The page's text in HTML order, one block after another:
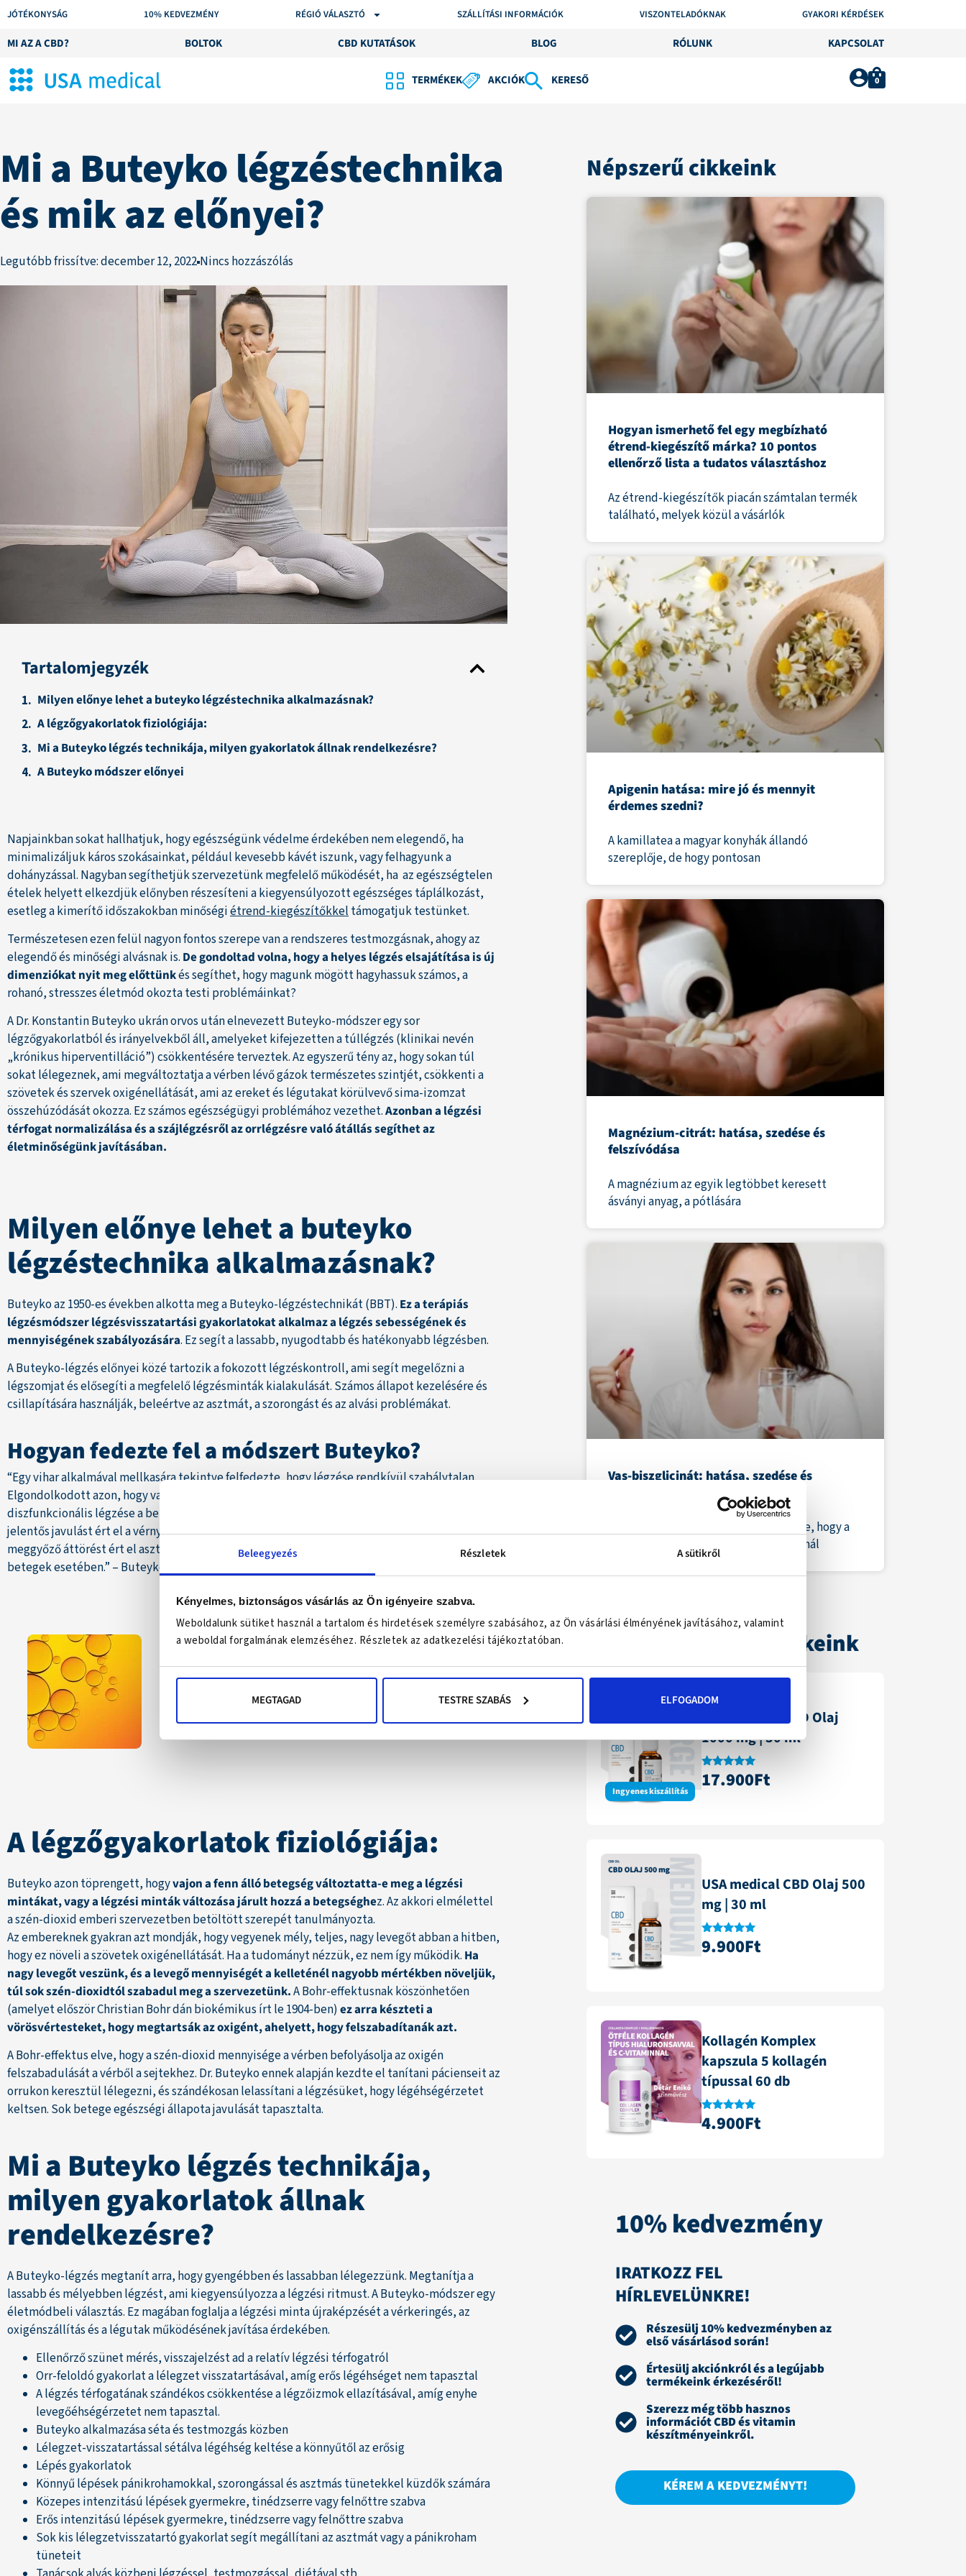
Beleegyezés Részletek A sütikről
Kényelmes, biztonságos vásárlás az Ön igényeire szabva.
Weboldalunk sütiket használ a tartalom és hirdetések személyre szabásához, az Ön vásárlási élményének javításához, valamint
a weboldal forgalmának elemzéséhez. Részletek az adatkezelési tájékoztatóban.
MEGTAGAD TESTRE SZABÁS ELFOGADOM
JÓTÉKONYSÁG 10% KEDVEZMÉNY RÉGIÓ VÁLASZTÓ SZÁLLÍTÁSI INFORMÁCIÓK VISZONTELADÓKNAK GYAKORI KÉRDÉSEK
MI AZ A CBD? BOLTOK CBD KUTATÁSOK BLOG RÓLUNK KAPCSOLAT
TERMÉKEK AKCIÓK KERESŐ 0
Mi a Buteyko légzéstechnika
és mik az előnyei?
Legutóbb frissítve: december 12, 2022 Nincs hozzászólás
Tartalomjegyzék
Milyen előnye lehet a buteyko légzéstechnika alkalmazásnak?
A légzőgyakorlatok fiziológiája:
Mi a Buteyko légzés technikája, milyen gyakorlatok állnak rendelkezésre?
A Buteyko módszer előnyei
Napjainkban sokat hallhatjuk, hogy egészségünk védelme érdekében nem elegendő, ha
minimalizáljuk káros szokásainkat, például kevesebb kávét iszunk, vagy felhagyunk a
dohányzással. Nagyban segíthetjük szervezetünk megfelelő működését, ha az egészségtelen
ételek helyett elkezdjük előnyben részesíteni a kiegyensúlyozott egészséges táplálkozást,
esetleg a kimerítő időszakokban minőségiétrend-kiegészítőkkel támogatjuk testünket.
Természetesen ezen felül nagyon fontos szerepe van a rendszeres testmozgásnak, ahogy az
elegendő és minőségi alvásnak is. De gondoltad volna, hogy a helyes légzés elsajátítása is új
dimenziókat nyit meg előttünkés segíthet, hogy magunk mögött hagyhassuk számos, a
rohanó, stresszes életmód okozta testi problémáinkat?
A Dr. Konstantin Buteyko ukrán orvos után elnevezett Buteyko-módszer egy sor
légzőgyakorlatból és irányelvekből áll, amelyeket kifejezetten a túllégzés (klinikai nevén
„krónikus hiperventilláció”) csökkentésére terveztek. Az egyszerű tény az, hogy sokan túl
sokat lélegeznek, ami megváltoztatja a vérben lévő gázok természetes szintjét, csökkenti a
szövetek és szervek oxigénellátását, ami az ereket és légutakat körülvevő sima-izomzat
összehúzódását okozza. Ez számos egészségügyi problémához vezethet.Azonban a légzési
térfogat normalizálása és a szájlégzésről az orrlégzésre való átállás segíthet az
életminőségünk javításában.
Milyen előnye lehet a buteyko
légzéstechnika alkalmazásnak?
Buteyko az 1950-es években alkotta meg a Buteyko-légzéstechnikát (BBT). Ez a terápiás
légzésmódszer légzésvisszatartási gyakorlatokat alkalmaz a légzés sebességének és
mennyiségének szabályozására. Ez segít a lassabb, nyugodtabb és hatékonyabb légzésben.
A Buteyko-légzés előnyei közé tartozik a fokozott légzéskontroll, ami segít megelőzni a
légszomjat és elősegíti a megfelelő légzésminták kialakulását. Számos állapot kezelésére és
csillapítására használják, beleértve az asztmát, a szorongást és az alvási problémákat.
Hogyan fedezte fel a módszert Buteyko?
“Egy vihar alkalmával mellkasára tekintve felfedezte, hogy légzése rendkívül szabálytalan.
Elgondolkodott azon, hogy vajon ez csak tünet, vagy a szabálytalan, mai fogalommal élve
diszfunkcionális légzése a betegségének az oka, vagy kiváltója. Légzését szándékosan lassítva
jelentős javulást ért el a vérnyomásában. Hamarosan a légzés, a légzőgyakorlatok segítségével
meggyőző áttörést ért el asztmás, szorongásos, pánikrohamos, allergiás, magas vérnyomás
betegek esetében.” – Buteykolegzes.hu
Mi az a CBD ?
A légzőgyakorlatok fiziológiája:
Buteyko azon töprengett, hogyvajon a fenn álló betegség változtatta-e meg a légzési
mintákat, vagy a légzési minták változása járult hozzá a betegséghez. Az akkori elmélettel
a szén-dioxid emberi szervezetben betöltött szerepét tanulmányozta.
Az embereknek gyakran azt mondják, hogy vegyenek mély, teljes, nagy levegőt abban a hitben,
hogy ez növeli a szövetek oxigénellátását. Ha a tudományt nézzük, ez nem így működik. Ha
nagy levegőt veszünk, és a levegő mennyiségét a kelleténél nagyobb mértékben növeljük,
túl sok szén-dioxidtól szabadul meg a szervezetünk.A Bohr-effektusnak köszönhetően
(amelyet először Christian Bohr dán biokémikus írt le 1904-ben) ez arra készteti a
vörösvértesteket, hogy megtartsák az oxigént, ahelyett, hogy felszabadítanák azt.
A Bohr-effektus elve, hogy a szén-dioxid mennyisége a vérben befolyásolja az oxigén
felszabadulását a vérből a sejtekhez. Dr. Buteyko ennek alapján kezdte el tanítani pácienseit az
orrukon keresztül lélegezni, és szándékosan lelassítani a légzésüket, hogy légéhségérzetet
keltsen. Sok betege egészségi állapota javulását tapasztalta.
Mi a Buteyko légzés technikája,
milyen gyakorlatok állnak
rendelkezésre?
A Buteyko-légzés megtanít arra, hogy gyengébben és lassabban lélegezzünk. Megtanítja a
lassabb és mélyebben légzést, ami kiegyensúlyozza a légzési ritmust. A Buteyko-módszer egy
életmódbeli választás. Ez magában foglalja a légzési minta újraképzését a vérkeringés, az
oxigénszállítás és a légutak működésének javítása érdekében.
Ellenőrző szünet mérés, visszajelzést ad a relatív légzési térfogatról
Orr-feloldó gyakorlat a lélegzet visszatartásával, amíg erős légéhséget nem tapasztal
A légzés térfogatának szándékos csökkentése a légzőizmok ellazításával, amíg enyhe
levegőéhségérzetet nem tapasztal.
Buteyko alkalmazása séta és testmozgás közben
Lélegzet-visszatartással sétálva légéhség keltése a könnyűtől az erősig
Lépés gyakorlatok
Könnyű lépések pánikrohamokkal, szorongással és asztmás tünetekkel küzdők számára
Közepes intenzitású lépések gyermekre, tinédzserre vagy felnőttre szabva
Erős intenzitású lépések gyermekre, tinédzserre vagy felnőttre szabva
Sok kis lélegzetvisszatartó gyakorlat segít megállítani az asztmát vagy a pánikroham
tüneteit
Népszerű cikkeink
Hogyan ismerhető fel egy megbízható
étrend-kiegészítő márka? 10 pontos
ellenőrző lista a tudatos választáshoz
Az étrend-kiegészítők piacán számtalan termék
található, melyek közül a vásárlók
Apigenin hatása: mire jó és mennyit
érdemes szedni?
A kamillatea a magyar konyhák állandó
szereplője, de hogy pontosan
Magnézium-citrát: hatása, szedése és
felszívódása
A magnézium az egyik legtöbbet keresett
ásványi anyag, a pótlására
Vas-biszglicinát: hatása, szedése és
A vaspótlás egyik visszatérő nehézsége, hogy a
hagyományos vaskészítmények sokaknál
Legkelendőbb termékeink
Ingyenes kiszállítás
USA medical CBD Olaj
1000 mg | 30 ml
Értékelés:
4.87
17.900Ft
USA medical CBD Olaj 500
mg | 30 ml
Értékelés:
4.84
9.900Ft
Kollagén Komplex
kapszula 5 kollagén
típussal 60 db
Értékelés:
4.88
4.900Ft
10% kedvezmény
IRATKOZZ FEL
HÍRLEVELÜNKRE!
Részesülj 10% kedvezményben az
első vásárlásod során!
Értesülj akciónkról és a legújabb
termékeink érkezéséről!
Szerezz még több hasznos
információt CBD és vitamin
készítményeinkről.
KÉREM A KEDVEZMÉNYT!